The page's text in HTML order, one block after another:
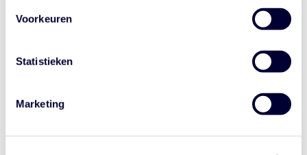
Voorkeuren
Statistieken
Marketing
Elke laatste zondag van de maand (januari t/m mei).
Nederlands- en Engelstalige sessies (taal wordt
Een week voor elke clinic krijgen de deelnemers een
Licentiepunten: per deelgenomen sessie twee punten